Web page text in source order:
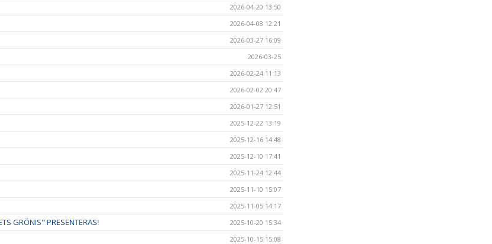
2026-04-20 13:50
2026-04-08 12:21
2026-03-27 16:09
2026-03-25
2026-02-24 11:13
2026-02-02 20:47
2026-01-27 12:51
2025-12-22 13:19
2025-12-16 14:48
2025-12-10 17:41
2025-11-24 12:44
2025-11-10 15:07
2025-11-05 14:17
GRÖNIS" PRESENTERAS! 2025-10-20 15:34
2025-10-15 15:08